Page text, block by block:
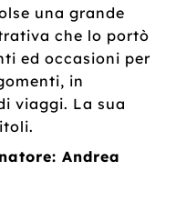
una grande
che lo portò
ed occasioni per
in
viaggi. La sua
Andrea